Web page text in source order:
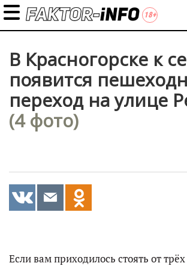
В Красногорске к
появится
переход на улице
(4 фото)
Если вам приходилось стоять от